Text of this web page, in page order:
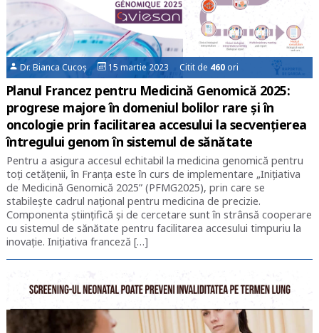
Dr. Bianca Cucoș 15 martie 2023 Citit de 460 ori
Planul Francez pentru Medicină Genomică 2025:
progrese majore în domeniul bolilor rare și în
oncologie prin facilitarea accesului la secvențierea
întregului genom în sistemul de sănătate
Pentru a asigura accesul echitabil la medicina genomică pentru
toți cetățenii, în Franța este în curs de implementare „Inițiativa
de Medicină Genomică 2025” (PFMG2025), prin care se
stabilește cadrul național pentru medicina de precizie.
Componenta științifică și de cercetare sunt în strânsă cooperare
cu sistemul de sănătate pentru facilitarea accesului timpuriu la
inovație. Inițiativa franceză […]